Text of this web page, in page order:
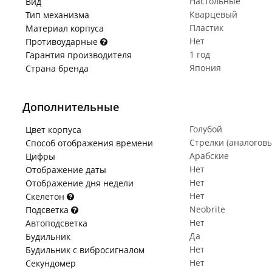
Тип механизма
Кварцевый
Материал корпуса
Пластик
Противоударные
Нет
Гарантия производителя
1 год
Страна бренда
Япония
Дополнительные
Цвет корпуса
Голубой
Способ отображения времени
Стрелки
Цифры
Арабские
Отображение даты
Нет
Отображение дня недели
Нет
Скелетон
Нет
Подсветка
Neobrite
Автоподсветка
Нет
Будильник
Да
Будильник с вибросигналом
Нет
Секундомер
Нет